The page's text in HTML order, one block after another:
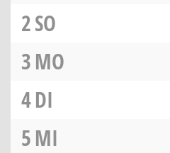
2SO
3MO
4DI
5MI